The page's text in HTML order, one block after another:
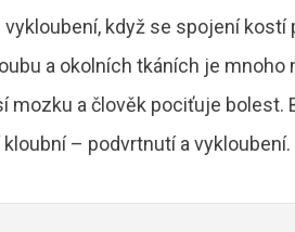
když se spojení kostí
a okolních tkáních je mnoho
mozku a člověk pociťuje bolest.
– podvrtnutí a vykloubení.